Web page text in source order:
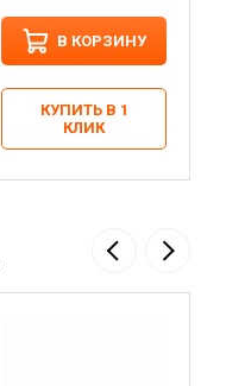
В КОРЗИНУ
КУПИТЬ В 1
КЛИК